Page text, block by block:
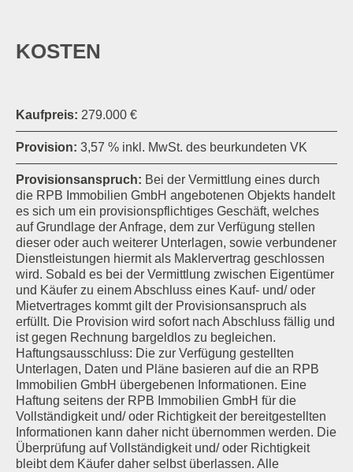
KOSTEN
Kaufpreis: 279.000 €
Provision: 3,57 % inkl. MwSt. des beurkundeten VK
Provisionsanspruch: Bei der Vermittlung eines durch
die RPB Immobilien GmbH angebotenen Objekts handelt
es sich um ein provisionspflichtiges Geschäft, welches
auf Grundlage der Anfrage, dem zur Verfügung stellen
dieser oder auch weiterer Unterlagen, sowie verbundener
Dienstleistungen hiermit als Maklervertrag geschlossen
wird. Sobald es bei der Vermittlung zwischen Eigentümer
und Käufer zu einem Abschluss eines Kauf- und/ oder
Mietvertrages kommt gilt der Provisionsanspruch als
erfüllt. Die Provision wird sofort nach Abschluss fällig und
ist gegen Rechnung bargeldlos zu begleichen.
Haftungsausschluss: Die zur Verfügung gestellten
Unterlagen, Daten und Pläne basieren auf die an RPB
Immobilien GmbH übergebenen Informationen. Eine
Haftung seitens der RPB Immobilien GmbH für die
Vollständigkeit und/ oder Richtigkeit der bereitgestellten
Informationen kann daher nicht übernommen werden. Die
Überprüfung auf Vollständigkeit und/ oder Richtigkeit
bleibt dem Käufer daher selbst überlassen. Alle